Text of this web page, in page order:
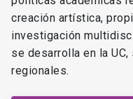
creación artística,
investigación
se desarrolla en la
regionales.